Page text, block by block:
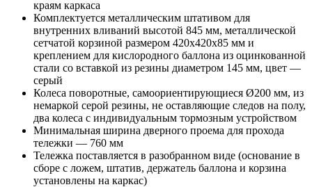
краям каркаса
Комплектуется металлическим штативом для
внутренних вливаний высотой 845 мм, металлической
сетчатой корзиной размером 420x420x85 мм и
креплением для кислородного баллона из оцинкованной
стали со вставкой из резины диаметром 145 мм, цвет —
серый
Колеса поворотные, самоориентирующиеся Ø200 мм, из
немаркой серой резины, не оставляющие следов на полу,
два колеса с индивидуальным тормозным устройством
Минимальная ширина дверного проема для прохода
тележки — 760 мм
Тележка поставляется в разобранном виде (основание в
сборе с ложем, штатив, держатель баллона и корзина
установлены на каркас)